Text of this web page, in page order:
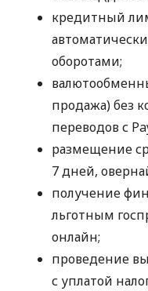
кредитный
оборотами;
продажа) без
переводов с
размещение
7 дней,
получение
льготным
онлайн;
проведение
с уплатой